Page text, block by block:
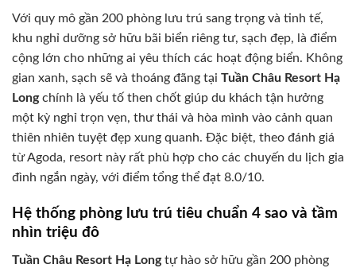
Với quy mô gần 200 phòng lưu trú sang trọng và tinh tế,
khu nghỉ dưỡng sở hữu bãi biển riêng tư, sạch đẹp, là điểm
cộng lớn cho những ai yêu thích các hoạt động biển. Không
gian xanh, sạch sẽ và thoáng đãng tại Tuần Châu Resort Hạ
Longchính là yếu tố then chốt giúp du khách tận hưởng
một kỳ nghỉ trọn vẹn, thư thái và hòa mình vào cảnh quan
thiên nhiên tuyệt đẹp xung quanh. Đặc biệt, theo đánh giá
từ Agoda, resort này rất phù hợp cho các chuyến du lịch gia
đình ngắn ngày, với điểm tổng thể đạt 8.0/10.
Hệ thống phòng lưu trú tiêu chuẩn 4 sao và tầm
nhìn triệu đô
Tuần Châu Resort Hạ Longtự hào sở hữu gần 200 phòng